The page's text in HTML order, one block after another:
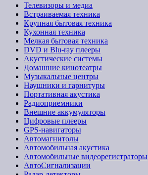
Телевизоры и медиа
Встраиваемая техника
Крупная бытовая техника
Кухонная техника
Мелкая бытовая техника
DVD и Blu-ray плееры
Акустические системы
Домашние кинотеатры
Музыкальные центры
Наушники и гарнитуры
Портативная акустика
Радиоприемники
Внешние аккумуляторы
Цифровые плееры
GPS-навигаторы
Автомагнитолы
Автомобильная акустика
Автомобильные видеорегистраторы
АвтоСигнализации